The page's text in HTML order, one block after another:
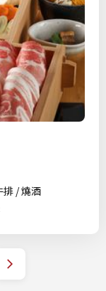
排 / 燒酒